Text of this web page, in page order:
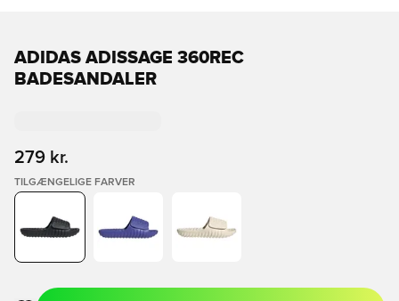
ADIDAS ADISSAGE 360REC
BADESANDALER
279 kr.
TILGÆNGELIGE FARVER